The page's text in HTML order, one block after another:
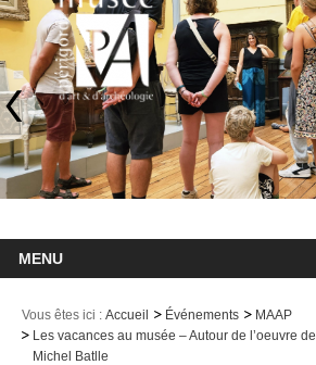
MENU
Le musée
Vous êtes ici : Accueil Événements
MAAP
Les vacances au musée – Autour de l’oeuvre de
Michel Batlle